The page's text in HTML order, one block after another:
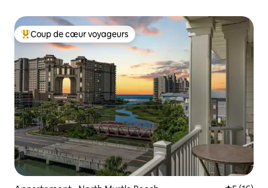
Coups de cœur voyageurs les plus appréciés
Coup de cœur voyageurs